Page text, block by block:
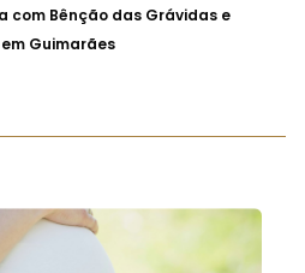
com Bênção das Grávidas e
Guimarães